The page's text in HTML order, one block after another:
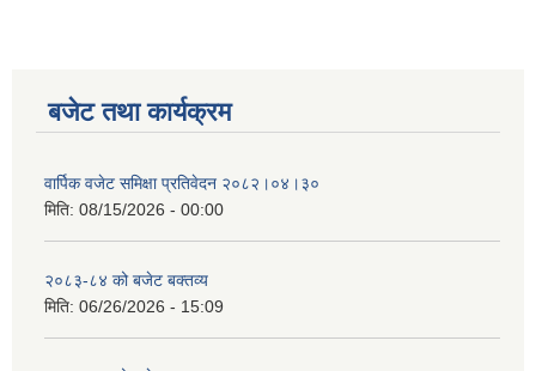
बजेट तथा कार्यक्रम
वार्पिक वजेट समिक्षा प्रतिवेदन २०८२।०४।३०
मिति: 08/15/2026 - 00:00
२०८३-८४ को बजेट बक्तव्य
मिति: 06/26/2026 - 15:09